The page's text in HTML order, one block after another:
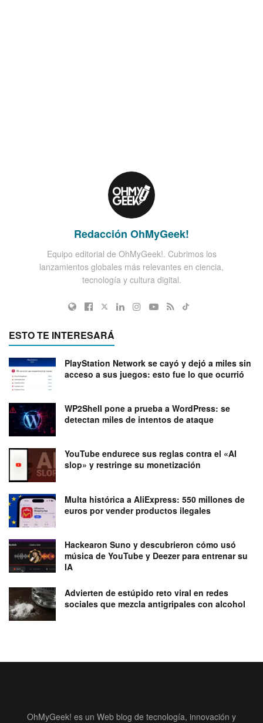
Redacción OhMyGeek!
Equipo editorial de OhMyGeek!. Cubrimos los
lanzamientos globales más relevantes en ciencia,
tecnología y cultura digital.
ESTO TE INTERESARÁ
PlayStation Network se cayó y dejó a miles sin
acceso a sus juegos: esto fue lo que ocurrió
WP2Shell pone a prueba a WordPress: se
detectan miles de intentos de ataque
YouTube endurece sus reglas contra el «AI
slop» y restringe su monetización
Multa histórica a AliExpress: 550 millones de
euros por vender productos ilegales
Hackearon Suno y descubrieron cómo usó
música de YouTube y Deezer para entrenar su
IA
Advierten de estúpido reto viral en redes
sociales que mezcla antigripales con alcohol
OhMyGeek! es un Web blog de tecnología, innovación y